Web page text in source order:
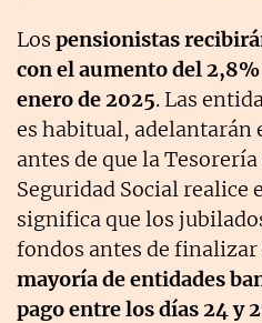
Los pensionistas
con el aumento del
enero de 2025. Las
es habitual, adelantarán
antes de que la
Seguridad Social realice
significa que los
fondos antes de
mayoría de entidades
pago entre los días 24 y